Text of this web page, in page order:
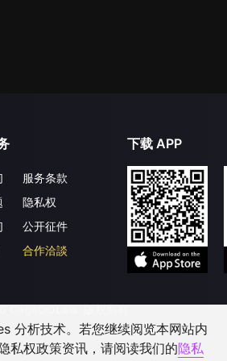
服务条款
隐私权
公开征件
合作洽談
下载 APP
GagaOOLala.版权所有
分析技术。若您继续阅览本网站内
私权政策资讯，请阅读我们的隐私